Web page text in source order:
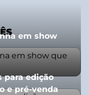
em show
para edição
e pré-venda